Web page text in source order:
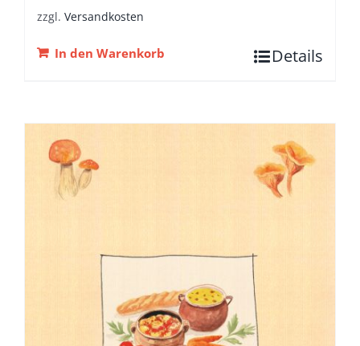
zzgl. Versandkosten
In den Warenkorb Details